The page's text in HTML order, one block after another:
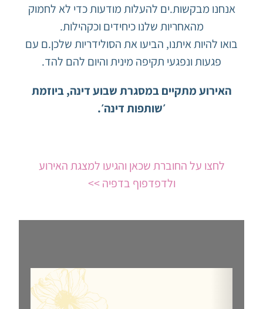
אנחנו מבקשות.ים להעלות מודעות כדי לא לחמוק
מהאחריות שלנו כיחידים וכקהילות.
בואו להיות איתנו, הביעו את הסולידריות שלכן.ם עם
פגעות ונפגעי תקיפה מינית והיום להם להד.
האירוע מתקיים במסגרת שבוע דינה, ביוזמת
׳שותפות דינה׳.
לחצו על החוברת שכאן והגיעו למצגת האירוע
ולדפדפוף בדפיה >>